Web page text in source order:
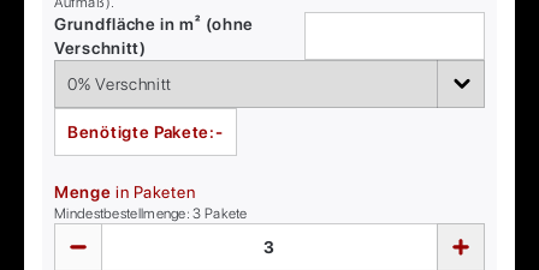
Grundfläche in m² (ohne
Verschnitt)
Benötigte Pakete:-
Menge in Paketen
Mindestbestellmenge:3 Pakete